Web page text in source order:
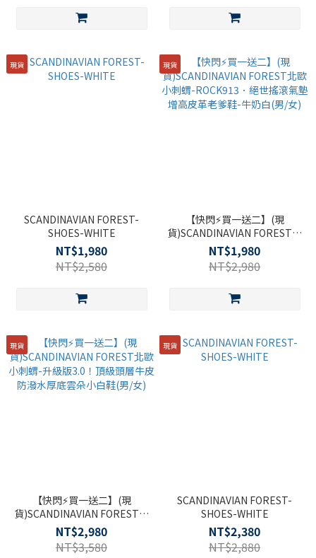
現貨
SCANDINAVIAN FOREST-
SHOES-WHITE
NT$1,980
NT$2,580
現貨
【快閃⚡買一送二】(現
貨)SCANDINAVIAN FOREST北
歐小刺蝟-ROCK913．絕世搖滾
氣墊增高皮革老爹鞋-牛奶白
(男/女)
NT$1,980
NT$2,980
現貨
【快閃⚡買一送二】(現
貨)SCANDINAVIAN FOREST北
歐小刺蝟-升級版3.0！頂級頭層
牛皮防潑水厚底雲朵小白鞋(男/
女)
NT$2,980
NT$3,580
現貨
SCANDINAVIAN FOREST-
SHOES-WHITE
NT$2,380
NT$2,880